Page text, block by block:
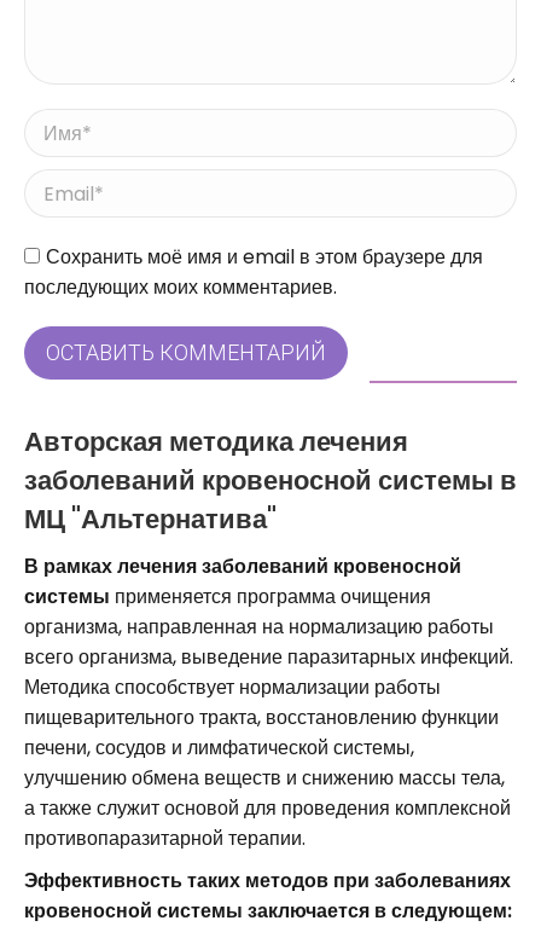
Имя *
Email *
СайтСохранить моё имя и email в этом браузере для
последующих моих комментариев.
ОСТАВИТЬ КОММЕНТАРИЙ
Авторская методика лечения
заболеваний кровеносной системы в
МЦ "Альтернатива"
В рамках лечения заболеваний кровеносной
системы применяется программа очищения
организма, направленная на нормализацию работы
всего организма, выведение паразитарных инфекций.
Методика способствует нормализации работы
пищеварительного тракта, восстановлению функции
печени, сосудов и лимфатической системы,
улучшению обмена веществ и снижению массы тела,
а также служит основой для проведения комплексной
противопаразитарной терапии.
Эффективность таких методов при заболеваниях
кровеносной системы заключается в следующем: